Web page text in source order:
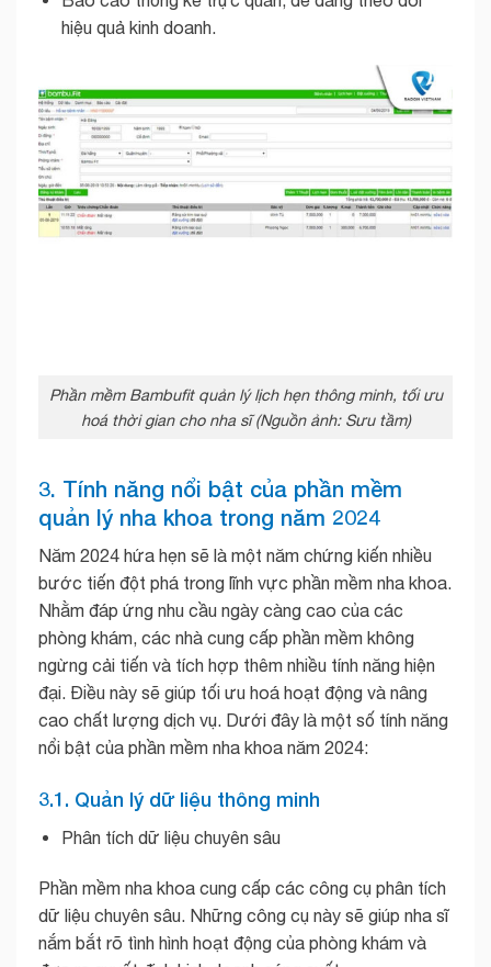
hiệu quả kinh doanh.
Phần mềm Bambufit quản lý lịch hẹn thông minh, tối ưu
hoá thời gian cho nha sĩ (Nguồn ảnh: Sưu tầm)
3. Tính năng nổi bật của phần mềm
quản lý nha khoa trong năm 2024
Năm 2024 hứa hẹn sẽ là một năm chứng kiến nhiều
bước tiến đột phá trong lĩnh vực phần mềm nha khoa.
Nhằm đáp ứng nhu cầu ngày càng cao của các
phòng khám, các nhà cung cấp phần mềm không
ngừng cải tiến và tích hợp thêm nhiều tính năng hiện
đại. Điều này sẽ giúp tối ưu hoá hoạt động và nâng
cao chất lượng dịch vụ. Dưới đây là một số tính năng
nổi bật của phần mềm nha khoa năm 2024:
3.1. Quản lý dữ liệu thông minh
Phân tích dữ liệu chuyên sâu
Phần mềm nha khoa cung cấp các công cụ phân tích
dữ liệu chuyên sâu. Những công cụ này sẽ giúp nha sĩ
nắm bắt rõ tình hình hoạt động của phòng khám và